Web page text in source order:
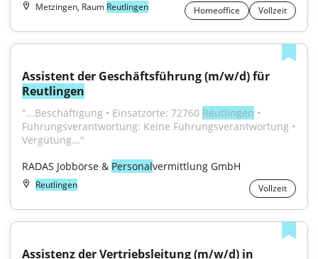
Metzingen, Raum Reutlingen Homeoffice Vollzeit
Reutlingen
"...Beschäftigung • Einsatzorte: 72760 Reutlingen •
Führungsverantwortung: Keine Führungsverantwortung •
Vergütung..."
RADAS Jobbörse & Personalvermittlung GmbH
Reutlingen Vollzeit
Assistenz der Vertriebsleitung (m/w/d) in